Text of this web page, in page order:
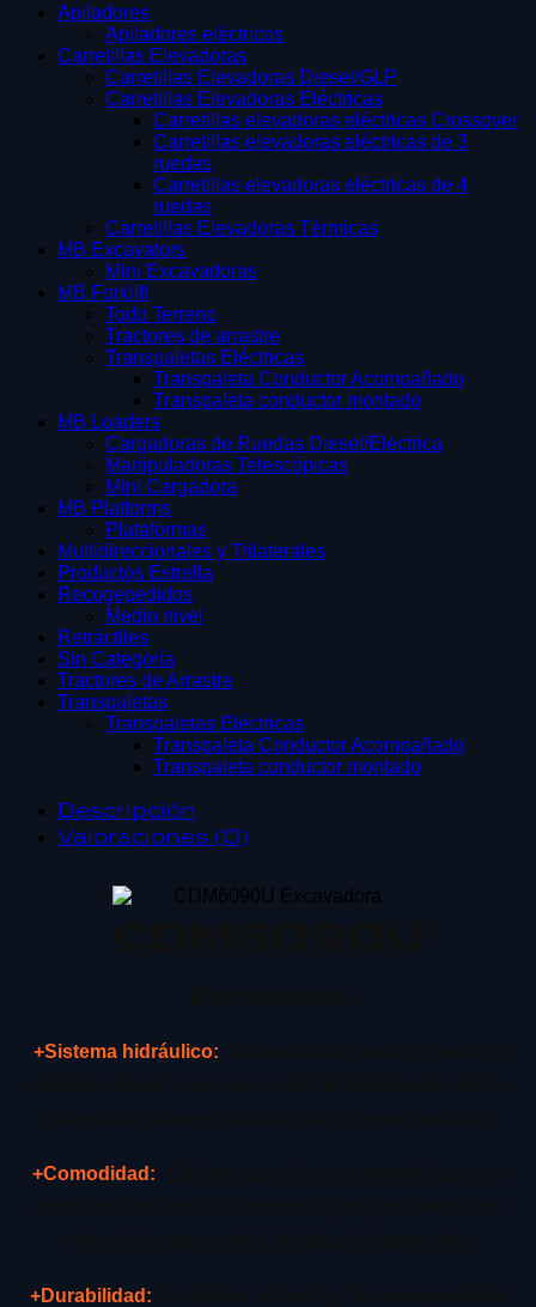
Apiladores
Apiladores eléctricos
Carretillas Elevadoras
Carretillas Elevadoras Diesel/GLP
Carretillas Elevadoras Eléctricas
Carretillas elevadoras eléctricas Crossover
Carretillas elevadoras eléctricas de 3
ruedas
Carretillas elevadoras eléctricas de 4
ruedas
Carretillas Elevadoras Térmicas
MB Excavators
Mini Excavadoras
MB Forklift
Todo Terreno
Tractores de arrastre
Transpaletas Eléctricas
Transpaleta Conductor Acompañado
Transpaleta conductor montado
MB Loaders
Cargadoras de Ruedas Diesel/Electrica
Manipuladoras Telescópicas
Mini Cargadora
MB Platforms
Plataformas
Multidireccionales y Trilaterales
Productos Estrella
Recogepedidos
Medio nivel
Retráctiles
Sin Categoría
Tractores de Arrastre
Transpaletas
Transpaletas Eléctricas
Transpaleta Conductor Acompañado
Transpaleta conductor montado
Descripción
Valoraciones (0)
+Sistema hidráulico:
+Comodidad:
+Durabilidad: